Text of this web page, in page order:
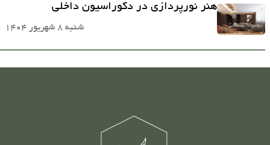
هنر نورپردازی در دکوراسیون داخلی
شنبه 8 شهریور 1404